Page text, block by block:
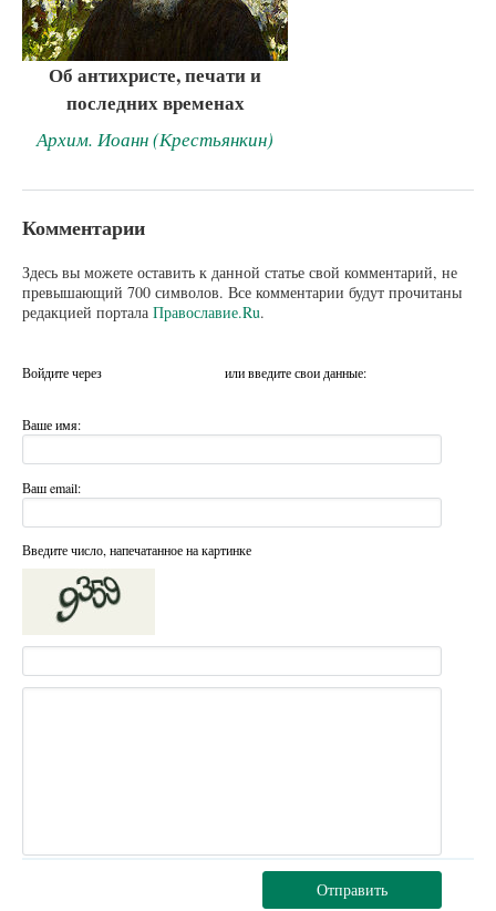
Об антихристе, печати и
последних временах
Архим. Иоанн (Крестьянкин)
Комментарии
Здесь вы можете оставить к данной статье свой комментарий, не
превышающий 700 символов. Все комментарии будут прочитаны
редакцией портала Православие.Ru.
Войдите через или введите свои данные:
Ваше имя:
Ваш email:
Введите число, напечатанное на картинке
Отправить